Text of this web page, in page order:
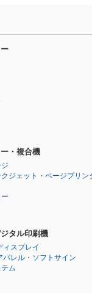
・複合機
クジェット・ページプリン
タル印刷機
ィスプレイ
パレル・ソフトサイン
ム